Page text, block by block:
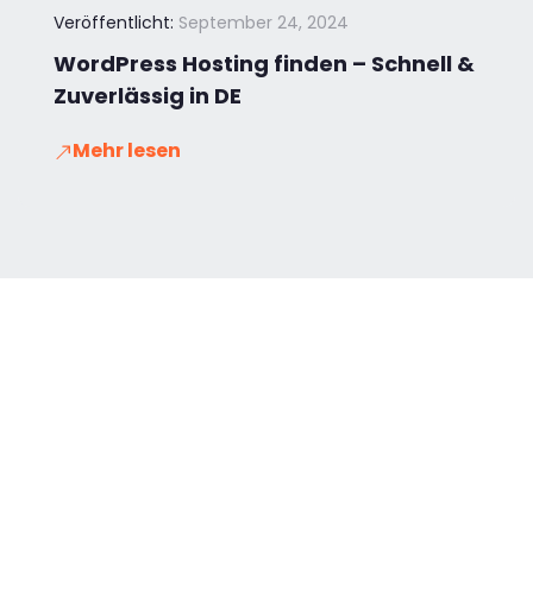
Veröffentlicht: September 24, 2024
WordPress Hosting finden – Schnell &
Zuverlässig in DE
Mehr lesen